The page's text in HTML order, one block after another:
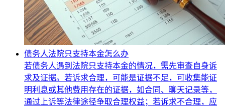
债务人法院只支持本金怎么办
若债务人遇到法院只支持本金的情况，需先审查自身诉
求及证据。若诉求合理，可能是证据不足，可收集能证
明利息或其他费用存在的证据，如合同、聊天记录等，
通过上诉等法律途径争取合理权益；若诉求不合理，应